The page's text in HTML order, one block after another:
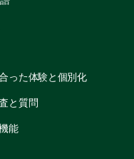
or change one
would it be and why?
った体験と個別化
と質問
能